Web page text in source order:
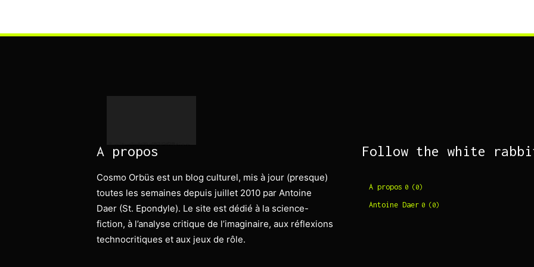
0 (0)
" alt="science-fiction-analyse-jdr" width="463" height="583">
A propos
Cosmo Orbüs est un blog culturel, mis à jour (presque)
toutes les semaines depuis juillet 2010 par Antoine
Daer (St. Epondyle). Le site est dédié à la science-
fiction, à l’analyse critique de l’imaginaire, aux réflexions
technocritiques et aux jeux de rôle.
Follow the white
A propos 0 (0)
Antoine Daer 0 (0)